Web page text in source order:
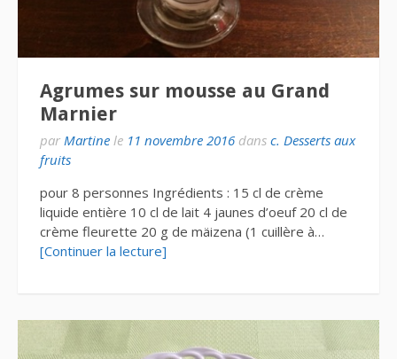
Agrumes sur mousse au Grand
Marnier
par Martine le 11 novembre 2016 dans c. Desserts aux
fruits
pour 8 personnes Ingrédients : 15 cl de crème
liquide entière 10 cl de lait 4 jaunes d’oeuf 20 cl de
crème fleurette 20 g de mäizena (1 cuillère à…
[Continuer la lecture]